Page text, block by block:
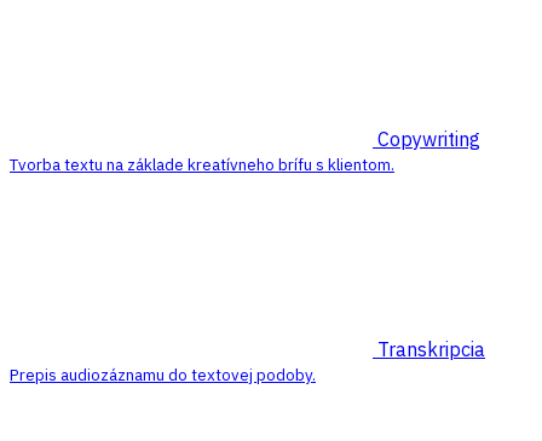
Copywriting
Tvorba textu na základe kreatívneho brífu s klientom.
Transkripcia
Prepis audiozáznamu do textovej podoby.